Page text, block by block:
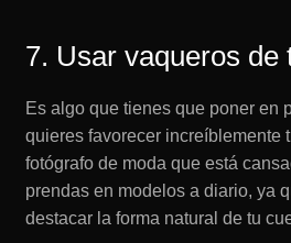
7. Usar vaqueros de
Es algo que tienes que poner en
quieres favorecer increíblemente
fotógrafo de moda que está
prendas en modelos a diario, ya
destacar la forma natural de tu